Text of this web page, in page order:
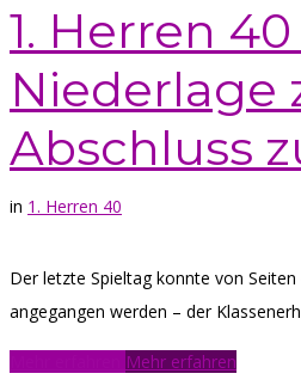
1. Herren
Niederlage
Abschluss
in 1. Herren 40
Der letzte Spieltag konnte von
angegangen werden – der
Mehr erfahren